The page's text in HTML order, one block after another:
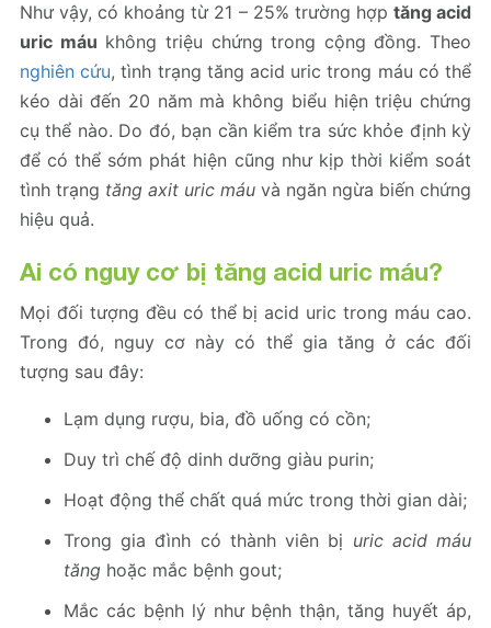
Như vậy, có khoảng từ 21 – 25% trường hợp tăng acid
uric máu không triệu chứng trong cộng đồng. Theo
nghiên cứu, tình trạng tăng acid uric trong máu có thể
kéo dài đến 20 năm mà không biểu hiện triệu chứng
cụ thể nào. Do đó, bạn cần kiểm tra sức khỏe định kỳ
để có thể sớm phát hiện cũng như kịp thời kiểm soát
tình trạng tăng axit uric máu và ngăn ngừa biến chứng
hiệu quả.
Ai có nguy cơ bị tăng acid uric máu?
Mọi đối tượng đều có thể bị acid uric trong máu cao.
Trong đó, nguy cơ này có thể gia tăng ở các đối
tượng sau đây:
Lạm dụng rượu, bia, đồ uống có cồn;
Duy trì chế độ dinh dưỡng giàu purin;
Hoạt động thể chất quá mức trong thời gian dài;
Trong gia đình có thành viên bị uric acid máu
tăng hoặc mắc bệnh gout;
Mắc các bệnh lý như bệnh thận, tăng huyết áp,